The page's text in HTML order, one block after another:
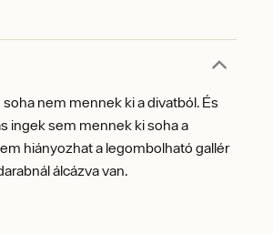
nem mennek ki a divatból. És
ingek sem mennek ki soha a
hiányozhat a legombolható gallér
álcázva van.